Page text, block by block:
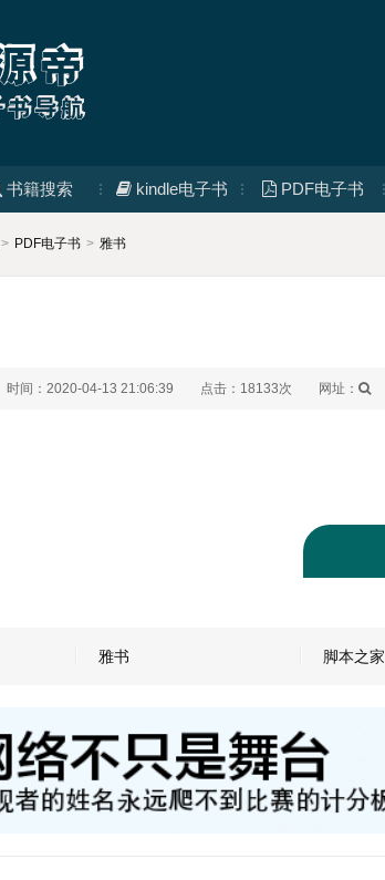
书籍搜索 kindle电子书 PDF电子书
> PDF电子书 > 雅书
时间：2020-04-13 21:06:39 点击：18133次 网址：
雅书 脚本之家